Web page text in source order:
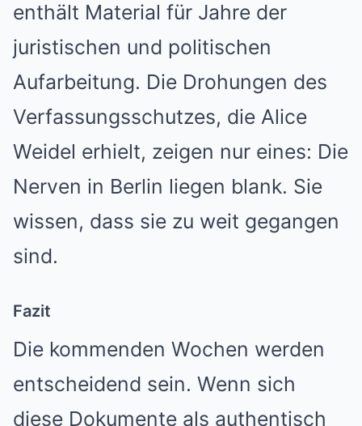
enthält Material für Jahre der
juristischen und politischen
Aufarbeitung. Die Drohungen des
Verfassungsschutzes, die Alice
Weidel erhielt, zeigen nur eines: Die
Nerven in Berlin liegen blank. Sie
wissen, dass sie zu weit gegangen
sind.
Fazit
Die kommenden Wochen werden
entscheidend sein. Wenn sich
diese Dokumente als authentisch